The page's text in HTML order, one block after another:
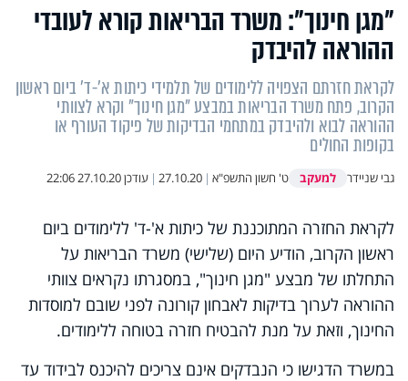
"מגן חינוך": משרד הבריאות קורא לעובדי
ההוראה להיבדק
לקראת חזרתם הצפויה ללימודים של תלמידי כיתות א'-ד' ביום ראשון
הקרוב, פתח משרד הבריאות במבצע "מגן חינוך" וקרא לצוותי
ההוראה לבוא ולהיבדק במתחמי הבדיקות של פיקוד העורף או
בקופות החולים
גבי שניידר למעקב ט' חשון התשפ"א |
27.10.20
| עודכן27.10.20 22:06
לקראת החזרה המתוכננת של כיתות א'-ד' ללימודים ביום
ראשון הקרוב, הודיע היום (שלישי) משרד הבריאות על
התחלתו של מבצע "מגן חינוך", במסגרתו נקראים צוותי
ההוראה לערוך בדיקות לאבחון קורונה לפני שובם למוסדות
החינוך, וזאת על מנת להבטיח חזרה בטוחה ללימודים.
במשרד הדגישו כי הנבדקים אינם צריכים להיכנס לבידוד עד